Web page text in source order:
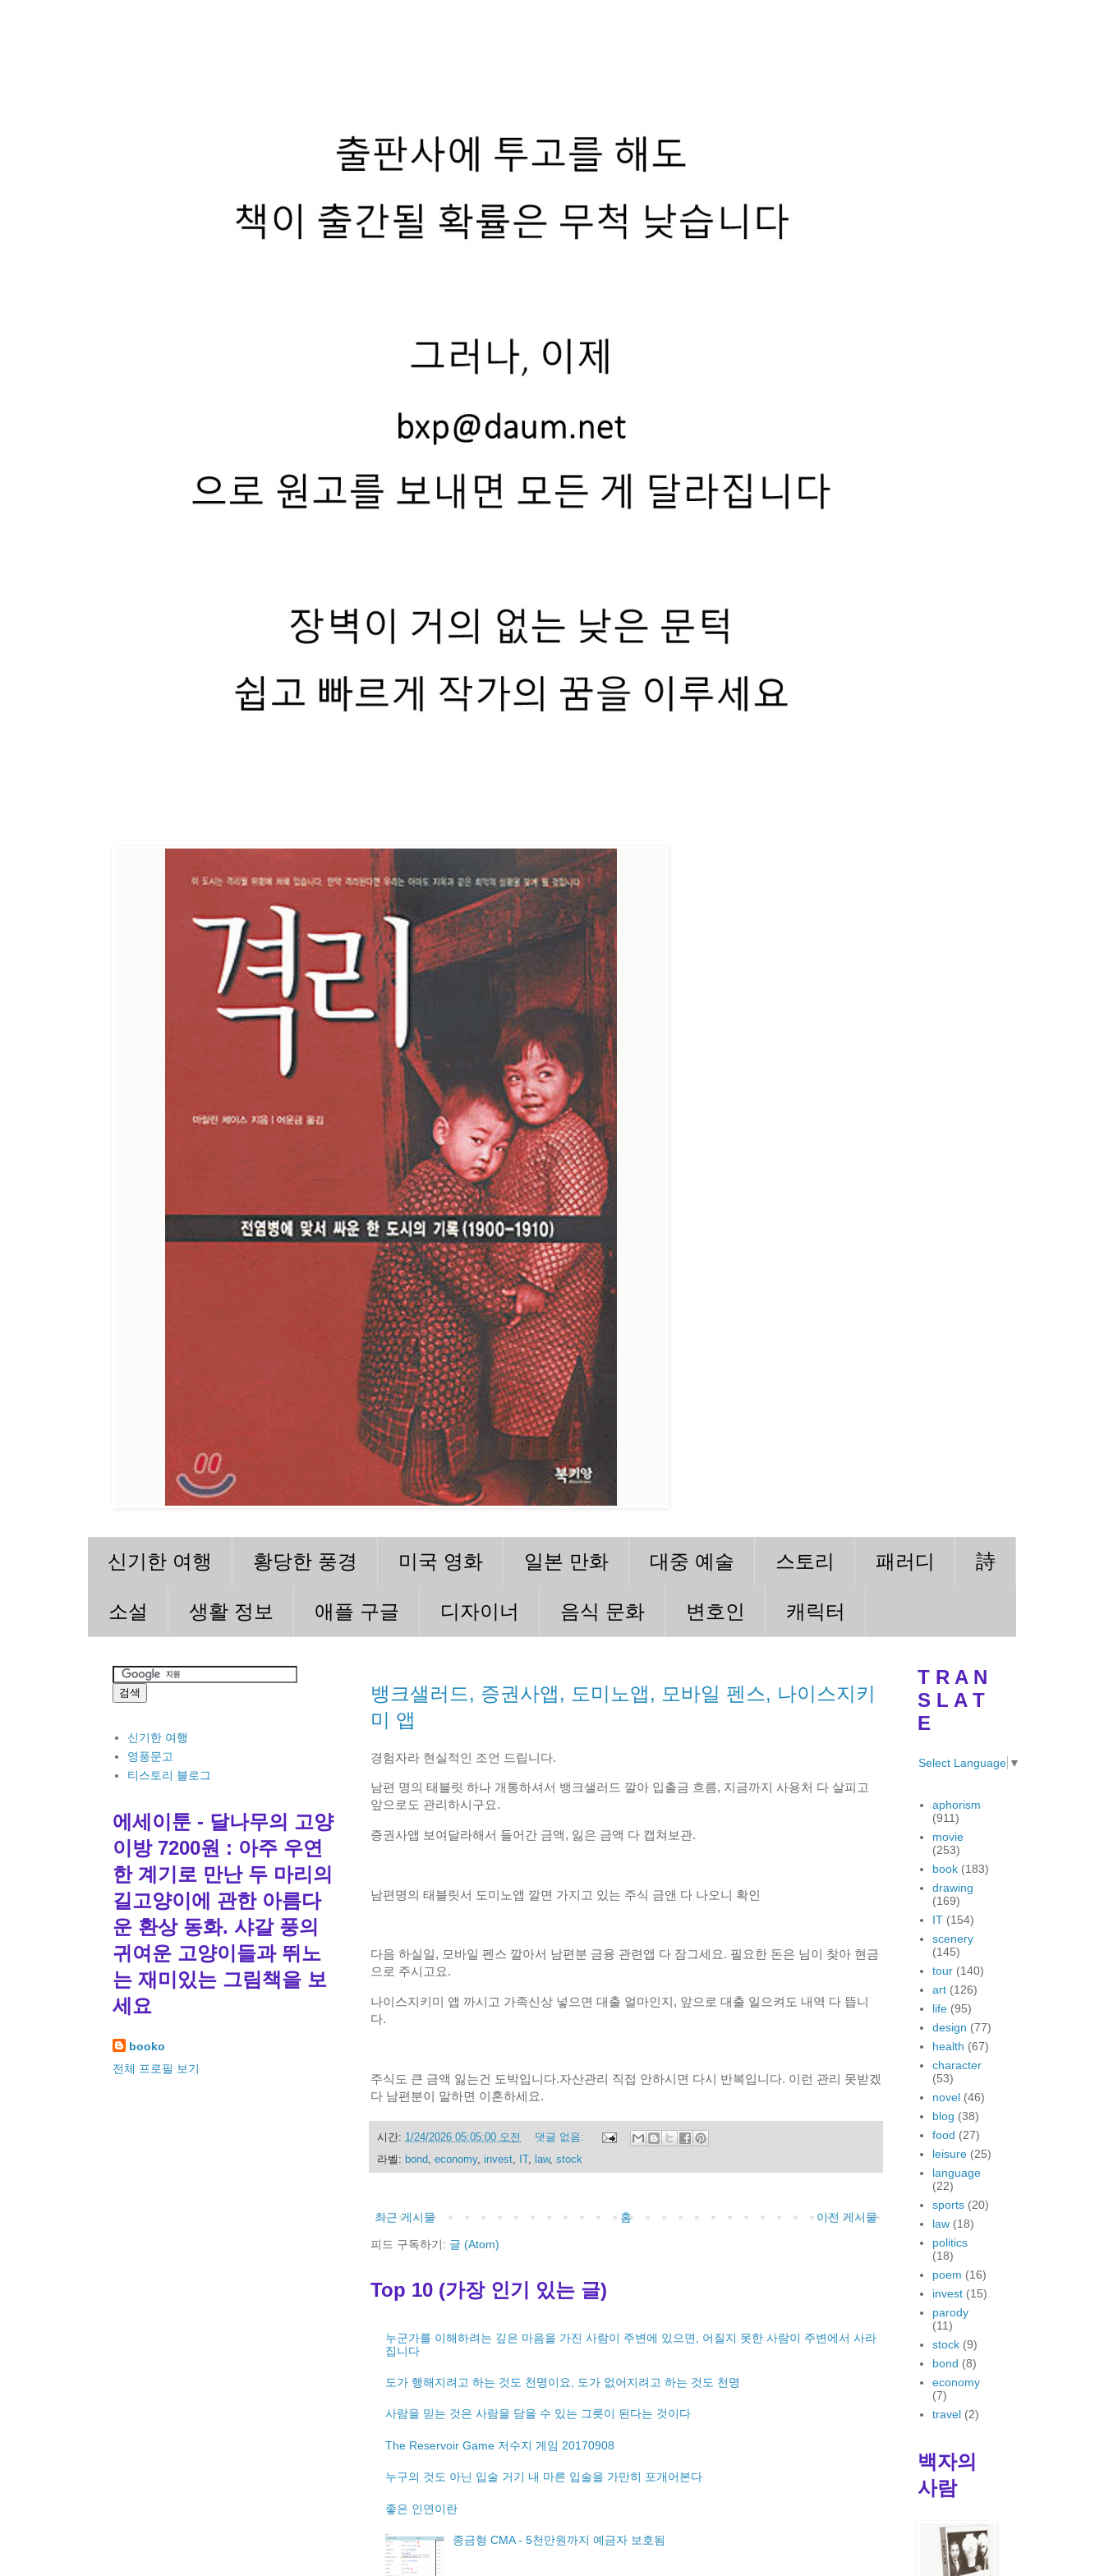
신기한 여행 황당한 풍경 미국 영화 일본 만화 대중 예술 스토리 패러디 詩
소설 생활 정보 애플 구글 디자이너 음식 문화 변호인 캐릭터
뱅크샐러드, 증권사앱, 도미노앱, 모바일 펜스, 나이스지키
미 앱
경험자라 현실적인 조언 드립니다.
남편 명의 태블릿 하나 개통하셔서 뱅크샐러드 깔아 입출금 흐름, 지금까지 사용처 다 살피고
앞으로도 관리하시구요.
증권사앱 보여달라해서 들어간 금액, 잃은 금액 다 캡쳐보관.
남편명의 태블릿서 도미노앱 깔면 가지고 있는 주식 금앤 다 나오니 확인
다음 하실일, 모바일 펜스 깔아서 남편분 금융 관련앱 다 잠그세요. 필요한 돈은 님이 찾아 현금
으로 주시고요.
나이스지키미 앱 까시고 가족신상 넣으면 대출 얼마인지, 앞으로 대출 일으켜도 내역 다 뜹니
다.
주식도 큰 금액 잃는건 도박입니다.자산관리 직접 안하시면 다시 반복입니다. 이런 관리 못받겠
다 남편분이 말하면 이혼하세요.
시간: 1/24/2026 05:05:00 오전
댓글 없음:
라벨: bond, economy, invest, IT, law, stock
최근 게시물 이전 게시물
홈
피드 구독하기: 글 (Atom)
Top 10 (가장 인기 있는 글)
누군가를 이해하려는 깊은 마음을 가진 사람이 주변에 있으면, 어질지 못한 사람이 주변에서 사라
집니다
도가 행해지려고 하는 것도 천명이요, 도가 없어지려고 하는 것도 천명
사람을 믿는 것은 사람을 담을 수 있는 그릇이 된다는 것이다
The Reservoir Game 저수지 게임 20170908
누구의 것도 아닌 입술 거기 내 마른 입술을 가만히 포개어본다
좋은 인연이란
종금형 CMA - 5천만원까지 예금자 보호됨
신기한 여행
영풍문고
티스토리 블로그
에세이툰 - 달나무의 고양
이방 7200원 : 아주 우연
한 계기로 만난 두 마리의
길고양이에 관한 아름다
운 환상 동화. 샤갈 풍의
귀여운 고양이들과 뛰노
는 재미있는 그림책을 보
세요
booko
전체 프로필 보기
T R A N
S L A T
E
Select Language ▼
aphorism
(911)
movie
(253)
book (183)
drawing
(169)
IT (154)
scenery
(145)
tour (140)
art (126)
life (95)
design (77)
health (67)
character
(53)
novel (46)
blog (38)
food (27)
leisure (25)
language
(22)
sports (20)
law (18)
politics
(18)
poem (16)
invest (15)
parody
(11)
stock (9)
bond (8)
economy
(7)
travel (2)
백자의
사람